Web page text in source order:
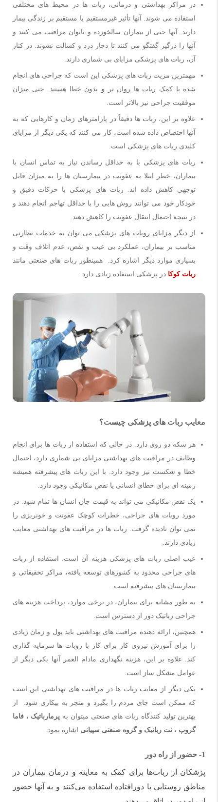
در مراکز بهداشتی و درمانی، ربات ها در محیط های مختلفی
استفاده می شوند. آنها تأثیر غیرمستقیم یا مستقیم بر زندگی بیمار
دارند. آنها حتی از بیماران سالخورده و ناتوان مراقبت می کنند و
آنها را درگیر گفتگو می کنند تا دچار درد و کسالت نشوند. در کنار
آن، ربات های پزشکی مزایای بی شماری دارند.
مهمترین مزیت ربات های پزشکی این است که جراحی های انجام
شده با کمک ربات ها روان تر و بدون خطا هستند. حتی میزان
موفقیت جراحی نیز بالاتر است.
علاوه بر این، ربات ها دقیقاً در پارامترهای زمان و کارهایی که به
آنها اختصاص داده شده است، کار می کنند که یکی دیگر از مزایای
کلیدی ربات های پزشکی است.
ربات های پزشکی با به حداقل رساندن نیاز به تماس انسان با
بیماران، خطر ابتلا به عفونت در بیمارستان ها را به میزان قابل
توجهی کاهش داده اند. ربات های پزشکی با حرکات دقیق و
خودکار خود می توانند روش هایی را با حداقل تهاجم انجام دهند و
در نتیجه احتمال انتقال عفونت را کاهش دهند.
از دیگر مزایای روبات های پزشکی می توان به خدمات نظارتی
مناسب بر بیماران، عملکرد بی عیب و نقص، عدم اتلاف وقت و
بسیاری موارد دیگر اشاره کرد. همینطور ربات های صنعتی مانند
ربات کوکا در پزشکی استفاده زیادی دارد.
معایب ربات های پزشکی چیست؟
هر سکه دو روی دارد. در حالی که استفاده از ربات ها برای انجام
وظایف در مراقبت های بهداشتی مزایای بی شماری دارد، احتمال
خطا و شکست نیز وجود دارد. با این ربات های پیشرفته همیشه
زمینه ای برای خطای انسانی یا نقص مکانیکی وجود دارد.
یک نقص مکانیکی می تواند به قیمت جان انسان ها تمام شود. در
مورد روبات های جراحی، خطرات کوچک عفونت و خونریزی را
نمی توان نادیده گرفت. ربات ها در مراقبت های بهداشتی معایب
زیادی دارند.
عیب اصلی ربات های پزشکی هزینه آن است. استفاده از ربات
های جراحی محدود به کشورهای توسعه یافته، مراکز تحقیقاتی و
بیمارستان های پیشرفته است.
به طور مشابه برای بیماران، در برخی موارد، پرداخت هزینه های
جراحی رباتیک دور از دسترس است.
همچنین، ارائه دهنده مراقبت های بهداشتی باید پول و زمان زیادی
را برای آموزش نیروی کار برای کار با روبات ها سرمایه گذاری
کند. علاوه بر این، هزینه نگهداری مادام العمر آنها یکی دیگر از
عوامل مشکل ساز است.
یکی دیگر از معایب ربات ها در مراقبت های بهداشتی این است
که ممکن است جای مردم را بگیرد و منجر به بیکاری شود. از
بهترین تولید کنندگاه ربات های صنعتی میتوان به پرمارباتیک ، فاما
گروپ ، نت رباتیک و گروه صنعتی سپیانی اشاره نمود.
1- حضور از راه دور
پزشکان از ربات‌ها برای کمک به معاینه و درمان بیماران در
مناطق روستایی یا دورافتاده استفاده می‌کنند و به آنها حضور